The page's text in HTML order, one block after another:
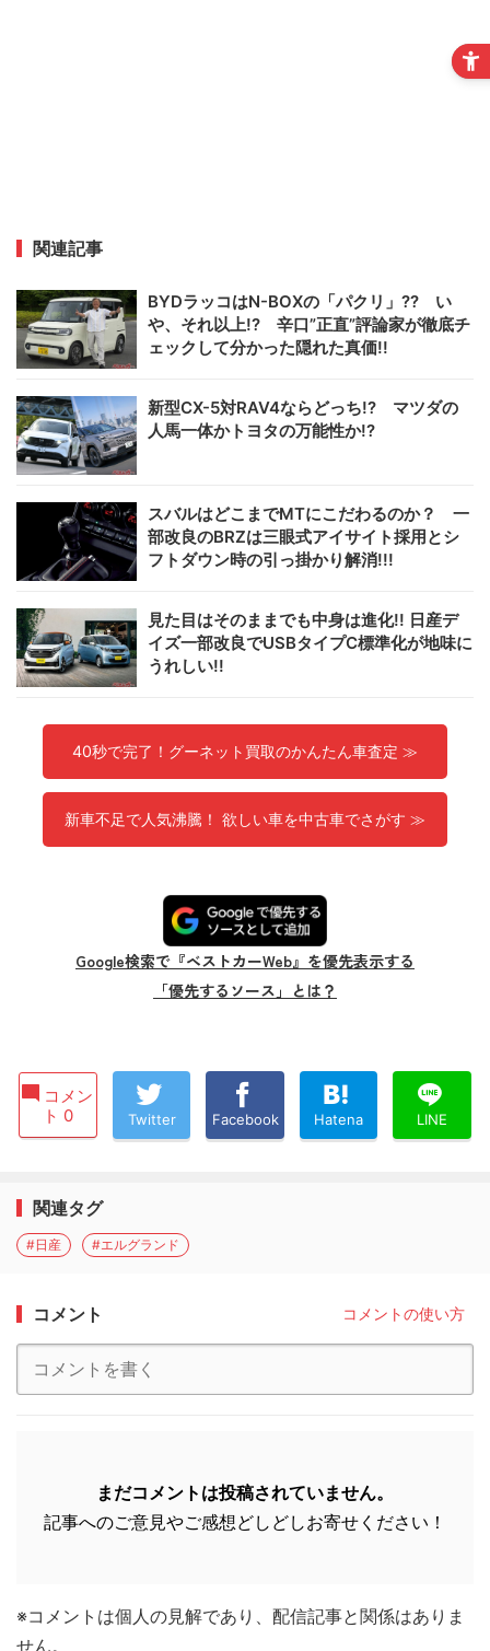
関連記事
BYDラッコはN-BOXの「パクリ」?? い
や、それ以上!? 辛口”正直”評論家が徹底チ
ェックして分かった隠れた真価!!
新型CX-5対RAV4ならどっち!? マツダの
人馬一体かトヨタの万能性か!?
スバルはどこまでMTにこだわるのか？ 一
部改良のBRZは三眼式アイサイト採用とシ
フトダウン時の引っ掛かり解消!!!
見た目はそのままでも中身は進化!! 日産デ
イズ一部改良でUSBタイプC標準化が地味に
うれしい!!
40秒で完了！グーネット買取のかんたん車査定 ≫
新車不足で人気沸騰！ 欲しい車を中古車でさがす ≫
Google検索で『ベストカーWeb』を優先表示する
「優先するソース」とは？
コメン
ト 0
Twitter Facebook Hatena LINE
関連タグ
#日産 #エルグランド
コメント コメントの使い方
まだコメントは投稿されていません。
記事へのご意見やご感想どしどしお寄せください！
※コメントは個人の見解であり、配信記事と関係はありま
せん。